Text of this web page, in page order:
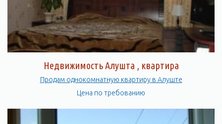
Недвижимость Алушта , квартира
Продам однокомнатную квартиру в Алуште
Цена по требованию